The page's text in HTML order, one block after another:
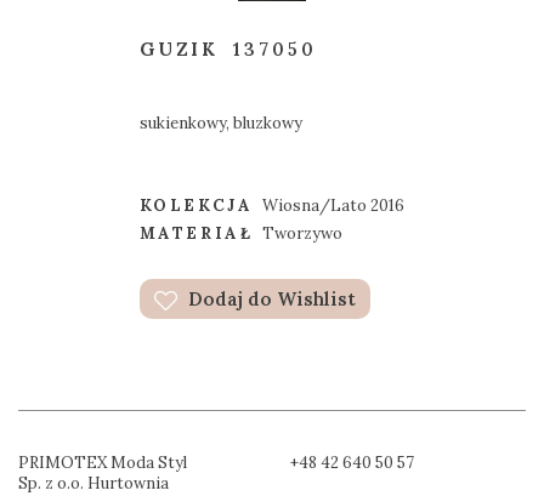
GUZIK 137050
sukienkowy, bluzkowy
KOLEKCJA
Wiosna/Lato 2016
MATERIAŁ Tworzywo
Dodaj do Wishlist
PRIMOTEX Moda Styl
Sp. z o.o. Hurtownia
+48 42 640 50 57